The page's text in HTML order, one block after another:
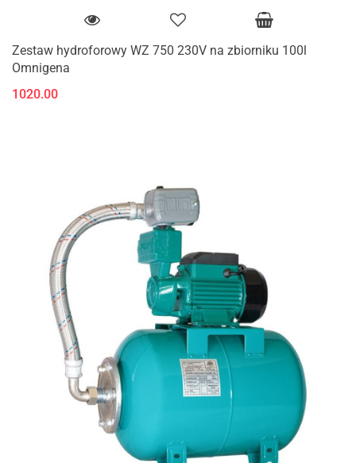
Zestaw hydroforowy WZ 750 230V na zbiorniku 100l
Omnigena
1020.00